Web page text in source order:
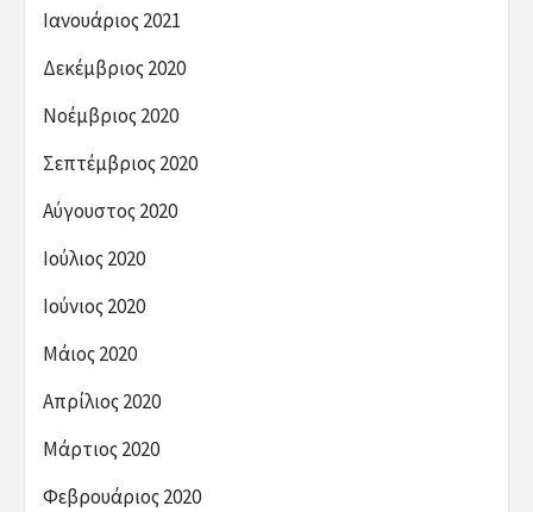
Ιανουάριος 2021
Δεκέμβριος 2020
Νοέμβριος 2020
Σεπτέμβριος 2020
Αύγουστος 2020
Ιούλιος 2020
Ιούνιος 2020
Μάιος 2020
Απρίλιος 2020
Μάρτιος 2020
Φεβρουάριος 2020